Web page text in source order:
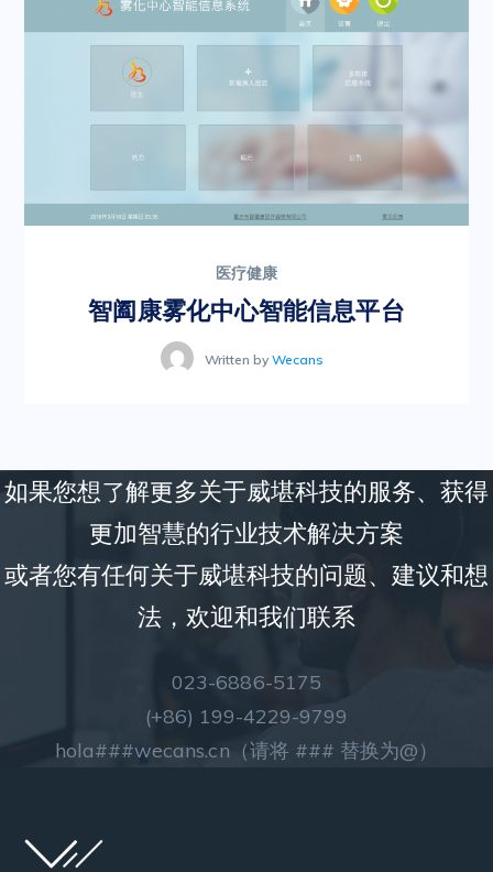
医疗健康
智阖康雾化中心智能信息平台
Written byWecans
如果您想了解更多关于威堪科技的服务、获得
更加智慧的⾏业技术解决方案
或者您有任何关于威堪科技的问题、建议和想
法，欢迎和我们联系
023-6886-5175
(+86) 199-4229-9799
hola###wecans.cn（请将 ### 替换为@）